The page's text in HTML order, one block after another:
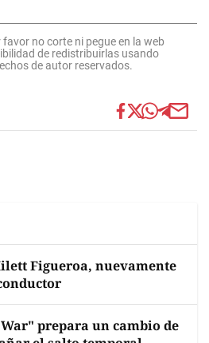
no corte ni pegue en la web
de redistribuirlas usando
de autor reservados.
Figueroa, nuevamente
prepara un cambio de